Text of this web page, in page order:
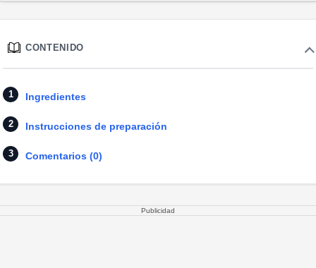
CONTENIDO
Ingredientes
Instrucciones de preparación
Comentarios (0)
Publicidad